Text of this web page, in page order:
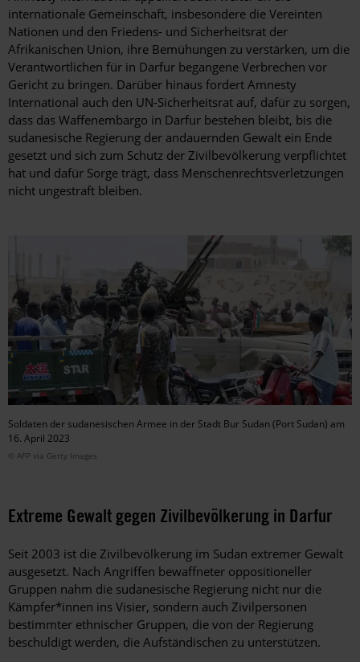
internationale Gemeinschaft, insbesondere die Vereinten
Nationen und den Friedens- und Sicherheitsrat der
Afrikanischen Union, ihre Bemühungen zu verstärken, um die
Verantwortlichen für in Darfur begangene Verbrechen vor
Gericht zu bringen. Darüber hinaus fordert Amnesty
International auch den UN-Sicherheitsrat auf, dafür zu sorgen,
dass das Waffenembargo in Darfur bestehen bleibt, bis die
sudanesische Regierung der andauernden Gewalt ein Ende
gesetzt und sich zum Schutz der Zivilbevölkerung verpflichtet
hat und dafür Sorge trägt, dass Menschenrechtsverletzungen
nicht ungestraft bleiben.
Soldaten der sudanesischen Armee in der Stadt Bur Sudan (Port Sudan) am
16. April 2023
© AFP via Getty Images
Extreme Gewalt gegen Zivilbevölkerung in Darfur
Seit 2003 ist die Zivilbevölkerung im Sudan extremer Gewalt
ausgesetzt. Nach Angriffen bewaffneter oppositioneller
Gruppen nahm die sudanesische Regierung nicht nur die
Kämpfer*innen ins Visier, sondern auch Zivilpersonen
bestimmter ethnischer Gruppen, die von der Regierung
beschuldigt werden, die Aufständischen zu unterstützen.